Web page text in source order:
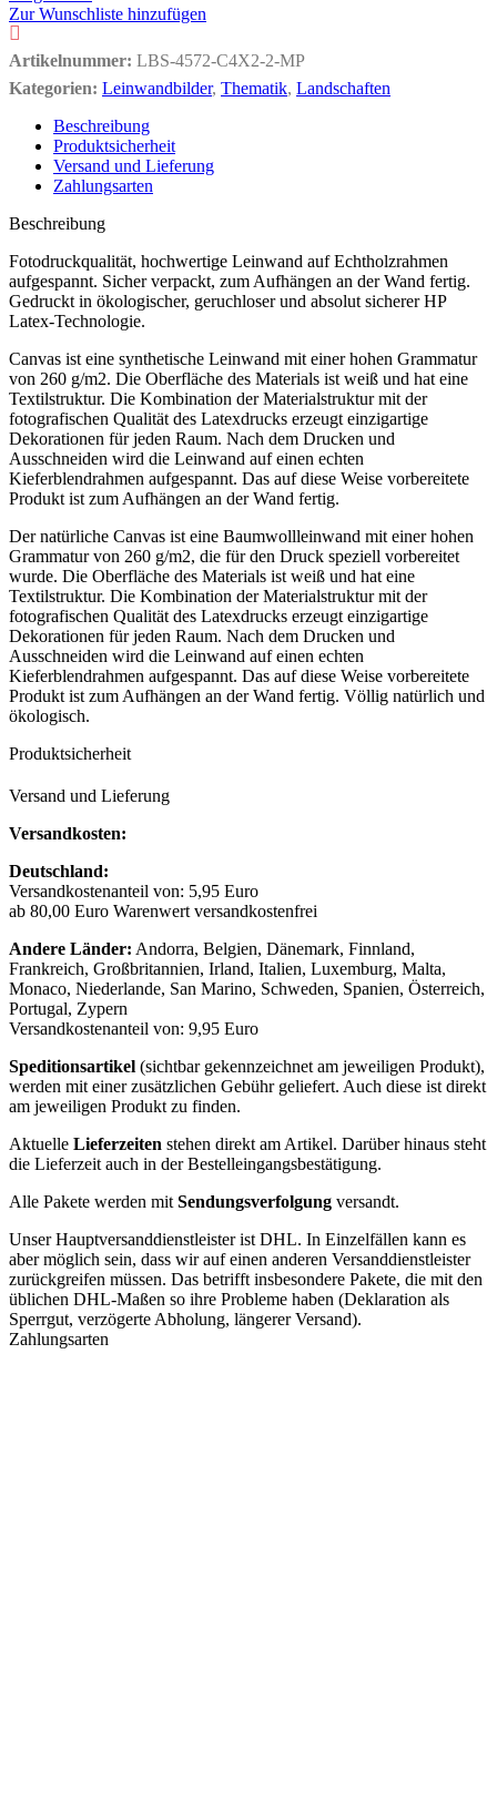
Zur Wunschliste hinzufügen
Artikelnummer: LBS-4572-C4X2-2-MP
Kategorien: Leinwandbilder, Thematik, Landschaften
Beschreibung
Produktsicherheit
Versand und Lieferung
Zahlungsarten
Beschreibung
Fotodruckqualität, hochwertige Leinwand auf Echtholzrahmen
aufgespannt. Sicher verpackt, zum Aufhängen an der Wand fertig.
Gedruckt in ökologischer, geruchloser und absolut sicherer HP
Latex-Technologie.
Canvas ist eine synthetische Leinwand mit einer hohen Grammatur
von 260 g/m2. Die Oberfläche des Materials ist weiß und hat eine
Textilstruktur. Die Kombination der Materialstruktur mit der
fotografischen Qualität des Latexdrucks erzeugt einzigartige
Dekorationen für jeden Raum. Nach dem Drucken und
Ausschneiden wird die Leinwand auf einen echten
Kieferblendrahmen aufgespannt. Das auf diese Weise vorbereitete
Produkt ist zum Aufhängen an der Wand fertig.
Der natürliche Canvas ist eine Baumwollleinwand mit einer hohen
Grammatur von 260 g/m2, die für den Druck speziell vorbereitet
wurde. Die Oberfläche des Materials ist weiß und hat eine
Textilstruktur. Die Kombination der Materialstruktur mit der
fotografischen Qualität des Latexdrucks erzeugt einzigartige
Dekorationen für jeden Raum. Nach dem Drucken und
Ausschneiden wird die Leinwand auf einen echten
Kieferblendrahmen aufgespannt. Das auf diese Weise vorbereitete
Produkt ist zum Aufhängen an der Wand fertig. Völlig natürlich und
ökologisch.
Produktsicherheit
Versand und Lieferung
Versandkosten:
Deutschland:
Versandkostenanteil von: 5,95 Euro
ab 80,00 Euro Warenwert versandkostenfrei
Andere Länder: Andorra, Belgien, Dänemark, Finnland,
Frankreich, Großbritannien, Irland, Italien, Luxemburg, Malta,
Monaco, Niederlande, San Marino, Schweden, Spanien, Österreich,
Portugal, Zypern
Versandkostenanteil von: 9,95 Euro
Speditionsartikel (sichtbar gekennzeichnet am jeweiligen Produkt),
werden mit einer zusätzlichen Gebühr geliefert. Auch diese ist direkt
am jeweiligen Produkt zu finden.
Aktuelle Lieferzeiten stehen direkt am Artikel. Darüber hinaus steht
die Lieferzeit auch in der Bestelleingangsbestätigung.
Alle Pakete werden mit Sendungsverfolgung versandt.
Unser Hauptversanddienstleister ist DHL. In Einzelfällen kann es
aber möglich sein, dass wir auf einen anderen Versanddienstleister
zurückgreifen müssen. Das betrifft insbesondere Pakete, die mit den
üblichen DHL-Maßen so ihre Probleme haben (Deklaration als
Sperrgut, verzögerte Abholung, längerer Versand).
Zahlungsarten